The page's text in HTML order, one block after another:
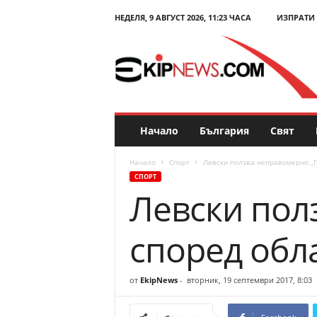
НЕДЕЛЯ, 9 АВГУСТ 2026, 11:23 ЧАСА
E
p
N
Начало България Свят
Начало Спорт Левски ползва неправомерно
СПОРТ
Левски
според
от EkipNews- вторник, 19 септември 2017, 8:03